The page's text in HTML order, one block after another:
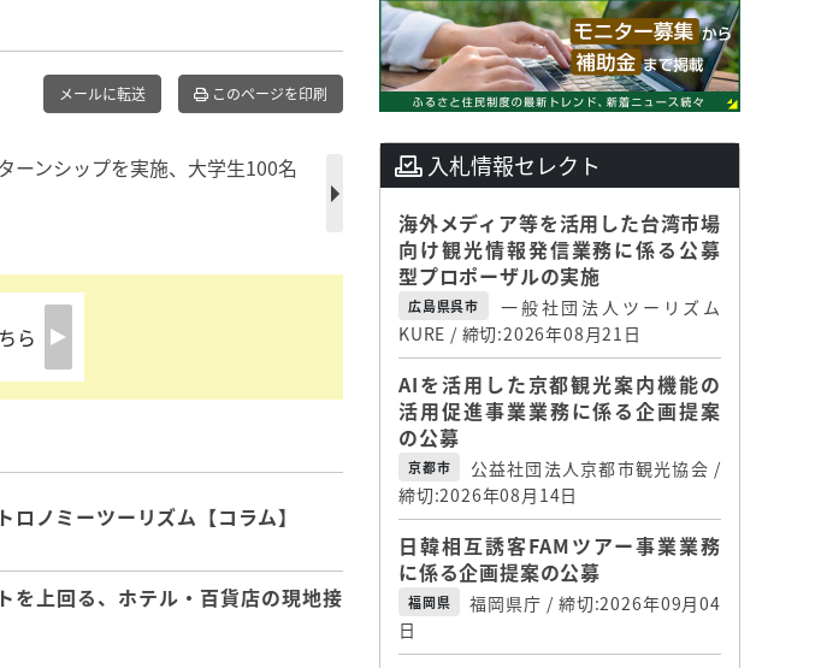
メールに転送 このページを印刷
ーンシップを実施、大学生100名
ら
ノミーツーリズム【コラム】
を上回る、ホテル・百貨店の現地接
入札情報セレクト
海外メディア等を活用した台湾市場
向け観光情報発信業務に係る公募
型プロポーザルの実施
広島県呉市
一般社団法人ツーリズム
KURE / 締切:2026年08月21日
AIを活用した京都観光案内機能の
活用促進事業業務に係る企画提案
の公募
京都市
公益社団法人京都市観光協会 /
締切:2026年08月14日
日韓相互誘客FAMツアー事業業務
に係る企画提案の公募
福岡県
福岡県庁 / 締切:2026年09月04
日